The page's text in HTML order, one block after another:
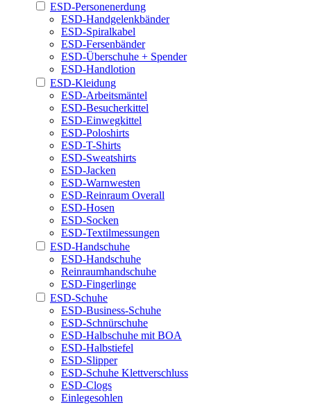
ESD-Personenerdung
ESD-Handgelenkbänder
ESD-Spiralkabel
ESD-Fersenbänder
ESD-Überschuhe + Spender
ESD-Handlotion
ESD-Kleidung
ESD-Arbeitsmäntel
ESD-Besucherkittel
ESD-Einwegkittel
ESD-Poloshirts
ESD-T-Shirts
ESD-Sweatshirts
ESD-Jacken
ESD-Warnwesten
ESD-Reinraum Overall
ESD-Hosen
ESD-Socken
ESD-Textilmessungen
ESD-Handschuhe
ESD-Handschuhe
Reinraumhandschuhe
ESD-Fingerlinge
ESD-Schuhe
ESD-Business-Schuhe
ESD-Schnürschuhe
ESD-Halbschuhe mit BOA
ESD-Halbstiefel
ESD-Slipper
ESD-Schuhe Klettverschluss
ESD-Clogs
Einlegesohlen